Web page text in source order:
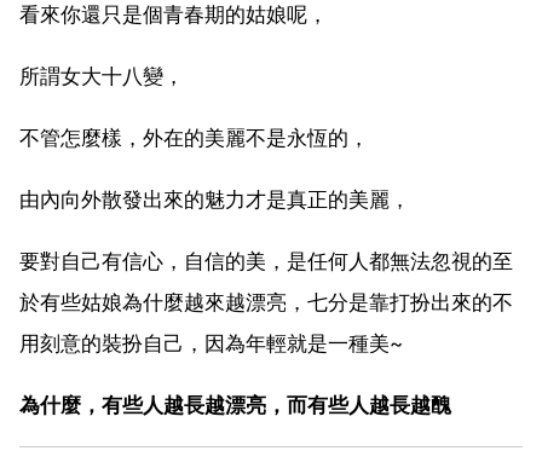
看來你還只是個青春期的姑娘呢，
所謂女大十八變，
不管怎麼樣，外在的美麗不是永恆的，
由內向外散發出來的魅力才是真正的美麗，
要對自己有信心，自信的美，是任何人都無法忽視的至
於有些姑娘為什麼越來越漂亮，七分是靠打扮出來的不
用刻意的裝扮自己，因為年輕就是一種美~
為什麼，有些人越長越漂亮，而有些人越長越醜